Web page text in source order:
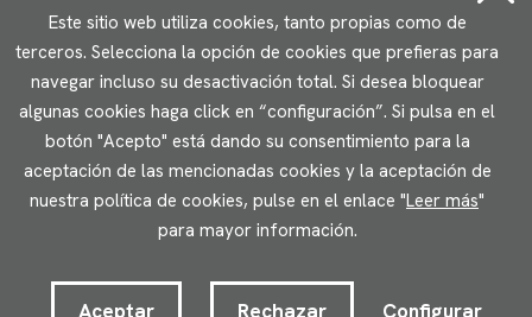
Horario de verano
Lunes a jueves
9.00 - 15.00
Viernes
9:00 - 14:00
Aviso legal Política de privacidad
Uso de cookies
Accesibilidad
Este sitio web utiliza cookies, tanto propias como de
terceros. Selecciona la opción de cookies que prefieras para
navegar incluso su desactivación total. Si desea bloquear
algunas cookies haga click en “configuración”. Si pulsa en el
botón "Acepto" está dando su consentimiento para la
aceptación de las mencionadas cookies y la aceptación de
nuestra política de cookies, pulse en el enlace "Leer más"
para mayor información.
Aceptar Rechazar Configurar